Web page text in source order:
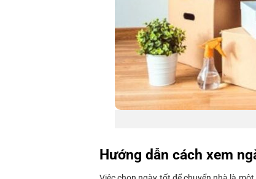
Hướng dẫn cách xem